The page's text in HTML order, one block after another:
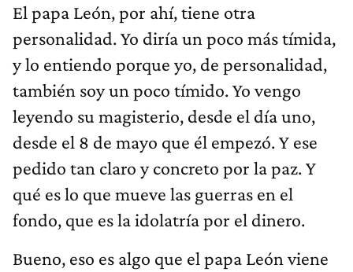
El papa León, por ahí, tiene otra
personalidad. Yo diría un poco más tímida,
y lo entiendo porque yo, de personalidad,
también soy un poco tímido. Yo vengo
leyendo su magisterio, desde el día uno,
desde el 8 de mayo que él empezó. Y ese
pedido tan claro y concreto por la paz. Y
qué es lo que mueve las guerras en el
fondo, que es la idolatría por el dinero.
Bueno, eso es algo que el papa León viene